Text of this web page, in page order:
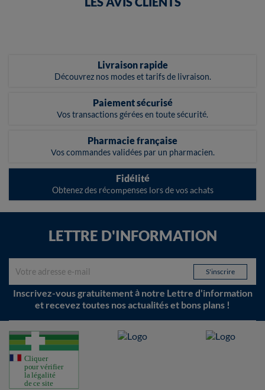
Livraison rapide
Découvrez nos modes et tarifs de livraison.
Paiement sécurisé
Vos transactions gérées en toute sécurité.
Pharmacie française
Vos commandes validées par un pharmacien.
Fidélité
Obtenez des récompenses lors de vos achats
LETTRE D'INFORMATION
Inscrivez-vous gratuitement à notre Lettre d'information
et recevez toutes nos actualités et bons plans !